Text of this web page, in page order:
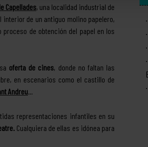
Capellades, una localidad industrial de
de un antiguo molino papelero,
de obtención del papel en los
oferta de cines, donde no faltan las
en escenarios como el castillo de
Andreu…
representaciones infantiles en su
Cualquiera de ellas es idónea para